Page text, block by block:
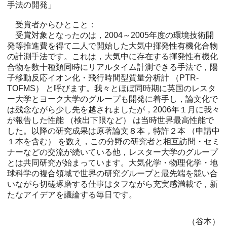
手法の開発」
受賞者からひとこと：
受賞対象となったのは，2004～2005年度の環境技術開
発等推進費を得て二人で開始した大気中揮発性有機化合物
の計測手法です。これは，大気中に存在する揮発性有機化
合物を数十種類同時にリアルタイム計測できる手法で，陽
子移動反応イオン化・飛行時間型質量分析計 （PTR-
TOFMS） と呼びます。我々とほぼ同時期に英国のレスタ
ー大学とヨーク大学のグループも開発に着手し，論文化で
は残念ながら少し先を越されましたが，2006年１月に我々
が報告した性能 （検出下限など） は当時世界最高性能で
した。以降の研究成果は原著論文８本，特許２本 （申請中
１本を含む） を数え，この分野の研究者と相互訪問・セミ
ナーなどの交流が続いている他，レスター大学のグループ
とは共同研究が始まっています。大気化学・物理化学・地
球科学の複合領域で世界の研究グループと最先端を競い合
いながら切磋琢磨する仕事はタフながら充実感満載で，新
たなアイデアを議論する毎日です。
（谷本）